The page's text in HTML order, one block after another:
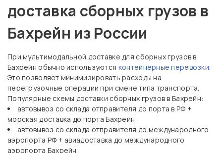
доставка сборных грузов в
Бахрейн из России
При мультимодальной доставке для сборных грузов в
Бахрейн обычно используются контейнерные перевозки.
Это позволяет минимизировать расходы на
перегрузочные операции при смене типа транспорта.
Популярные схемы доставки сборных грузов в Бахрейн:
автовывоз со склада отправителя до порта в РФ +
морская доставка до порта Бахрейн;
автовывоз со склада отправителя до международного
аэропорта РФ + авиадоставка до международного
аэропорта Бахрейн;